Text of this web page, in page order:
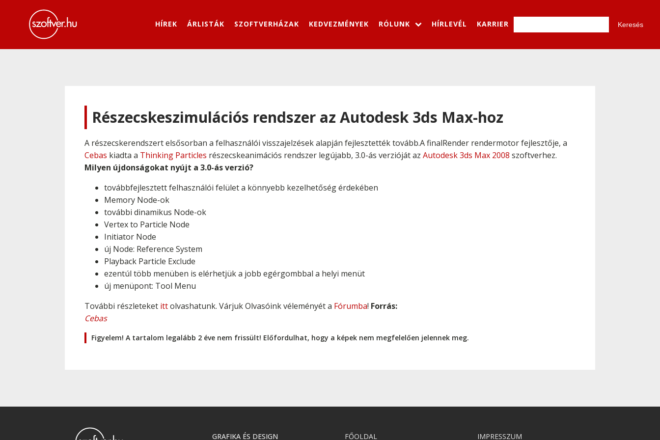
HÍREK ÁRLISTÁK SZOFTVERHÁZAK KEDVEZMÉNYEK RÓLUNK HÍRLEVÉL KARRIER
Részecskeszimulációs rendszer az Autodesk 3ds Max-hoz
A részecskerendszert elsősorban a felhasználói visszajelzések alapján fejlesztették tovább.A finalRender rendermotor fejlesztője, a
Cebas kiadta a Thinking Particles részecskeanimációs rendszer legújabb, 3.0-ás verzióját az Autodesk 3ds Max 2008 szoftverhez.
Milyen újdonságokat nyújt a 3.0-ás verzió?
továbbfejlesztett felhasználói felület a könnyebb kezelhetőség érdekében
Memory Node-ok
további dinamikus Node-ok
Vertex to Particle Node
Initiator Node
új Node: Reference System
Playback Particle Exclude
ezentúl több menüben is elérhetjük a jobb egérgombbal a helyi menüt
új menüpont: Tool Menu
További részleteket ittolvashatunk. Várjuk Olvasóink véleményét a Fórumba! Forrás:
Cebas
Figyelem! A tartalom legalább 2 éve nem frissült! Előfordulhat, hogy a képek nem megfelelően jelennek meg.
GRAFIKA ÉS DESIGN FŐOLDAL IMPRESSZUM